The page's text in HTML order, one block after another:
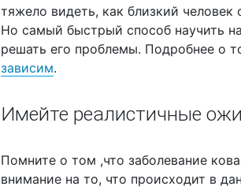
тяжело видеть, как близкий
Но самый быстрый способ научить
решать его проблемы. Подробнее о
зависим.
Имейте реалистичные
Помните о том ,что заболевание
внимание на то, что происходит в